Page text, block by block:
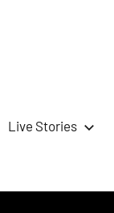
Live Stories